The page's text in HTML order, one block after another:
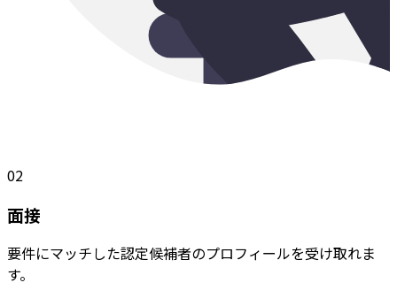
02
面接
要件にマッチした認定候補者のプロフィールを受け取れま
す。